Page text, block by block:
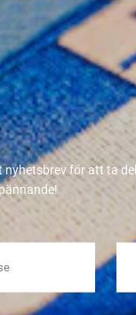
nyhetsbrev för att ta